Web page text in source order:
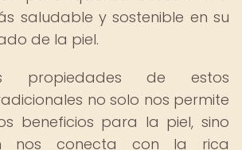
saludable y sostenible en su
de la piel.
propiedades de estos
no solo nos permite
beneficios para la piel, sino
nos conecta con la rica